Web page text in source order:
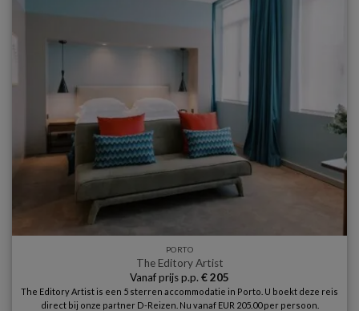
PORTO
The Editory Artist
Vanaf prijs p.p. €205
The Editory Artist is een 5 sterren accommodatie in Porto. U boekt deze reis
direct bij onze partner D-Reizen. Nu vanaf EUR 205.00 per persoon.